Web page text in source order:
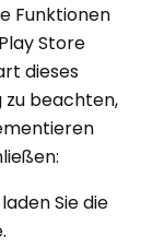
Funktionen
Store
dieses
zu beachten,
Sie die